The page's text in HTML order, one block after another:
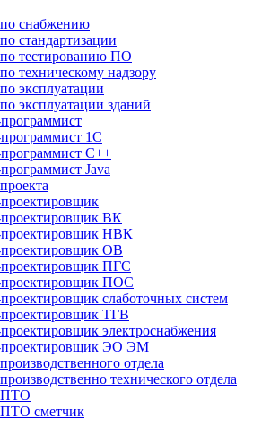
снабжению
стандартизации
тестированию ПО
техническому надзору
эксплуатации
эксплуатации зданий
1С
C++
Java
ВК
НВК
ОВ
ПГС
ПОС
слаботочных систем
ТГВ
электроснабжения
ЭО ЭМ
отдела
технического отдела
ПТО
сметчик